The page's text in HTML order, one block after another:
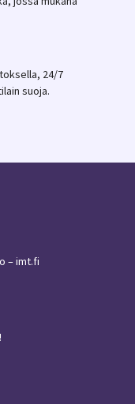
24/7
suoja.
– imt.fi